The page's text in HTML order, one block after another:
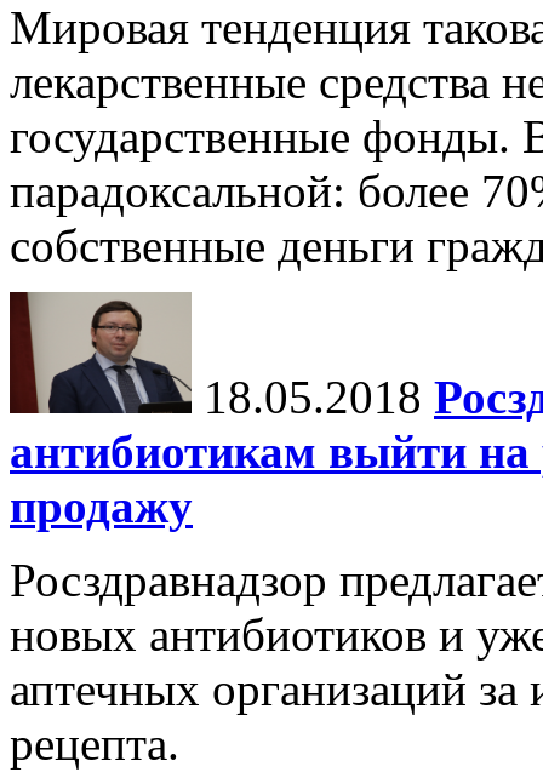
Мировая тенденция
лекарственные средства
государственные фонды.
парадоксальной: более
собственные деньги
18.05.2018
антибиотикам выйти
продажу
Росздравнадзор
новых антибиотиков и
аптечных организаций
рецепта.